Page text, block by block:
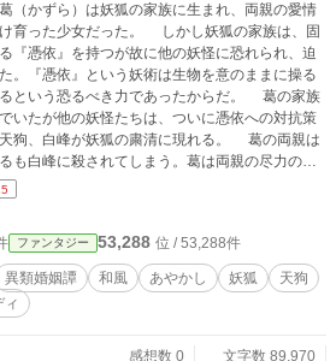
（かずら）は妖狐の家族に生まれ、両親の愛情
育った少女だった。 しかし妖狐の家族は、固
『憑依』を持つが故に他の妖怪に恐れられ、迫
。『憑依』という妖術は生物を意のままに操る
という恐るべき力であったからだ。 葛の家族
いたが他の妖怪たちは、ついに憑依への対抗策
狗、白峰が妖狐の粛清に現れる。 葛の両親は
も白峰に殺されてしまう。葛は両親の尽力のお
びることができて白峰への復讐を心に誓う。
とを知り意気投合する。 しかし町で人と関わ
見聞を広げた葛は、次第に白峰を殺すだけでは
解消することができないと悟る。 葛が見出し
とは……。 二人羽織 妖狐と退治屋の
、アルファポリス、小説家になろうで連載して
ファンタジー 53,288 位 / 53,288件
異類婚姻譚 和風 あやかし 妖狐
天狗
ィ
感想数 0
文字数 89,970